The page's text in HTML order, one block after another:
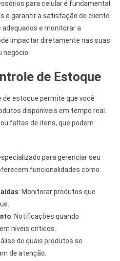
para celular é fundamental
e garantir a satisfação do cliente.
e monitorar a
impactar diretamente nas suas
negócio.
de Estoque
estoque permite que você
disponíveis em tempo real.
faltas de itens, que podem
para gerenciar seu
funcionalidades como:
: Monitorar produtos que
: Notificações quando
níveis críticos.
de quais produtos se
de atenção.